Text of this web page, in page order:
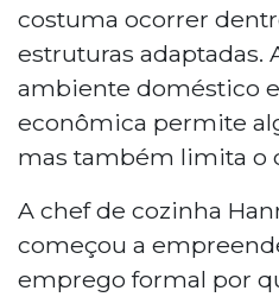
costuma ocorrer
estruturas adaptadas.
ambiente doméstico
econômica permite
mas também limita o
A chef de cozinha
começou a
emprego formal por